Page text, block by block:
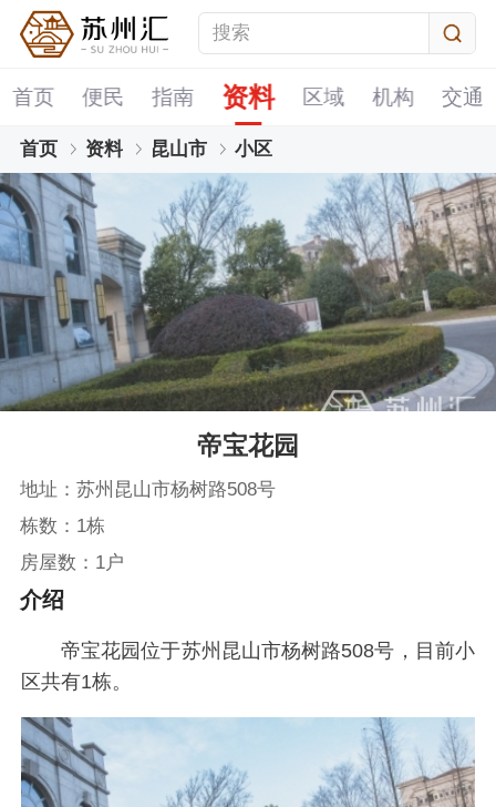
首页 便民 指南 资料 区域 机构 交通
首页 资料 昆山市 小区
帝宝花园
地址：苏州昆山市杨树路508号
栋数：1栋
房屋数：1户
介绍
帝宝花园位于苏州昆山市杨树路508号，目前小
区共有1栋。